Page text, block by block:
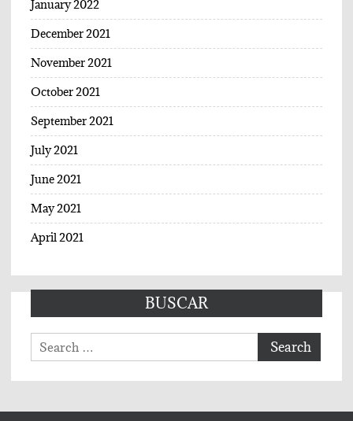
January 2022
December 2021
November 2021
October 2021
September 2021
July 2021
June 2021
May 2021
April 2021
BUSCAR
Search
for: